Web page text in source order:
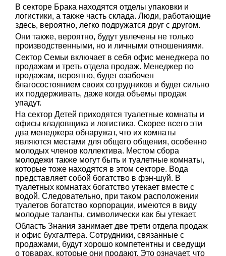
В секторе Брака находятся отделы упаковки и
логистики, а также часть склада. Люди, работающие
здесь, вероятно, легко подружатся друг с другом.
Они также, вероятно, будут увлечены не только
производственными, но и личными отношениями.
Сектор Семьи включает в себя офис менеджера по
продажам и треть отдела продаж. Менеджер по
продажам, вероятно, будет озабочен
благосостоянием своих сотрудников и будет сильно
их поддерживать, даже когда объемы продаж
упадут.
На сектор Детей приходятся туалетные комнаты и
офисы кладовщика и логистика. Скорее всего эти
два менеджера обнаружат, что их комнаты
являются местами для общего общения, особенно
молодых членов коллектива. Местом сбора
молодежи также могут быть и туалетные комнаты,
которые тоже находятся в этом секторе. Вода
представляет собой богатство в фэн-шуй. В
туалетных комнатах богатство утекает вместе с
водой. Следовательно, при таком расположении
туалетов богатство корпорации, имеются в виду
молодые таланты, символически как бы утекает.
Область Знания занимает две трети отдела продаж
и офис бухгалтера. Сотрудники, связанные с
продажами, будут хорошо компетентны и сведущи
о товарах, которые они продают. Это означает, что